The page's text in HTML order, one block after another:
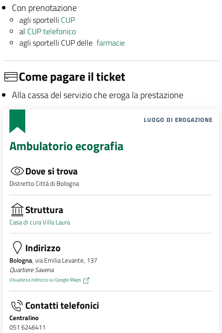
Con prenotazione
agli sportelli CUP
al CUP telefonico
agli sportelli CUP dellefarmacie
Come pagare il ticket
Alla cassa del servizio che eroga la prestazione
LUOGO DI EROGAZIONE
Ambulatorio ecografia
Dove si trova
Distretto Città di Bologna
Struttura
Casa di cura Villa Laura
Indirizzo
Bologna, via Emilia Levante, 137
Quartiere Savena
Visualizza indirizzo su Google Maps
Contatti telefonici
Centralino
051 6246411